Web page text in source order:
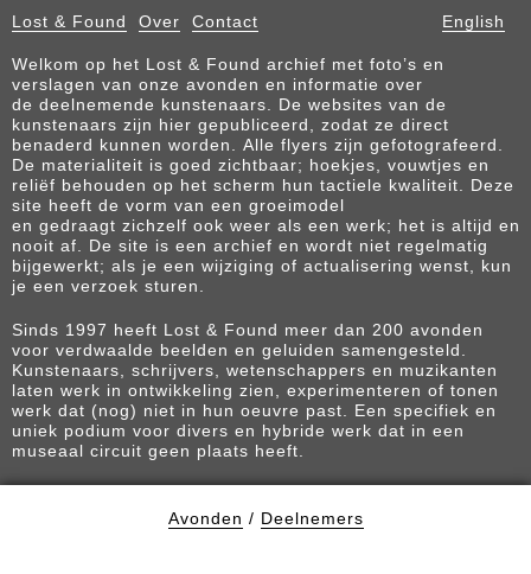
Lost & Found Over Contact English
Welkom op het Lost & Found archief met foto’s en
verslagen van onze avonden en informatie over
de deelnemende kunstenaars. De websites van de
kunstenaars zijn hier gepubliceerd, zodat ze direct
benaderd kunnen worden. Alle flyers zijn gefotografeerd.
De materialiteit is goed zichtbaar; hoekjes, vouwtjes en
reliëf behouden op het scherm hun tactiele kwaliteit. Deze
site heeft de vorm van een groeimodel
en gedraagt zichzelf ook weer als een werk; het is altijd en
nooit af. De site is een archief en wordt niet regelmatig
bijgewerkt; als je een wijziging of actualisering wenst, kun
je een verzoek sturen.
Sinds 1997 heeft Lost & Found meer dan 200 avonden
voor verdwaalde beelden en geluiden samengesteld.
Kunstenaars, schrijvers, wetenschappers en muzikanten
laten werk in ontwikkeling zien, experimenteren of tonen
werk dat (nog) niet in hun oeuvre past. Een specifiek en
uniek podium voor divers en hybride werk dat in een
museaal circuit geen plaats heeft.
Avonden / Deelnemers